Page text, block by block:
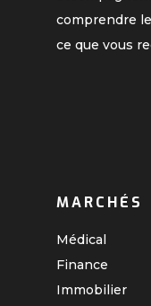
comprendre
ce que vous
MARCHÉS
Médical
Finance
Immobilier